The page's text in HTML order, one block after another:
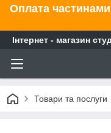
Оплата
Інтернет - магазин
Товари та послуги